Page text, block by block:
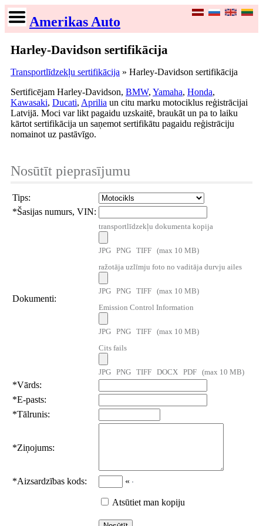
Amerikas Auto
Harley-Davidson sertifikācija
Transportlīdzekļu sertifikācija » Harley-Davidson sertifikācija
Sertificējam Harley-Davidson, BMW, Yamaha, Honda,
Kawasaki, Ducati, Aprilia un citu marku motociklus reģistrācijai
Latvijā. Moci var likt pagaidu uzskaitē, braukāt un pa to laiku
kārtot sertifikācija un saņemot sertifikātu pagaidu reģistrāciju
nomainot uz pastāvīgo.
Nosūtīt pieprasījumu
Tips:
*Šasijas numurs, VIN:
Dokumenti:
transportlīdzekļu dokumenta kopija
JPG PNG TIFF (max 10 MB)
ražotāja uzlīmju foto no vaditāja durvju ailes
JPG PNG TIFF (max 10 MB)
Emission Control Information
JPG PNG TIFF (max 10 MB)
Cits fails
JPG PNG TIFF DOCX PDF (max 10 MB)
*Vārds:
*E-pasts:
*Tālrunis:
*Ziņojums:
*Aizsardzības kods: «
Atsūtiet man kopiju